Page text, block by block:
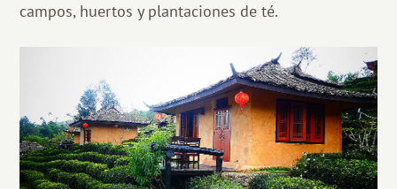
campos, huertos y plantaciones de té.